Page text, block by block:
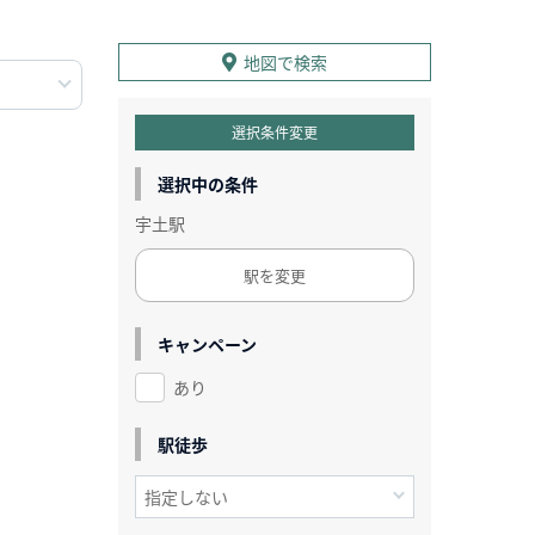
地図で検索
選択条件変更
選択中の条件
宇土駅
駅を変更
キャンペーン
あり
駅徒歩